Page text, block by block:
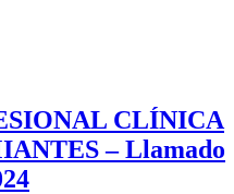
CLÍNICA
– Llamado